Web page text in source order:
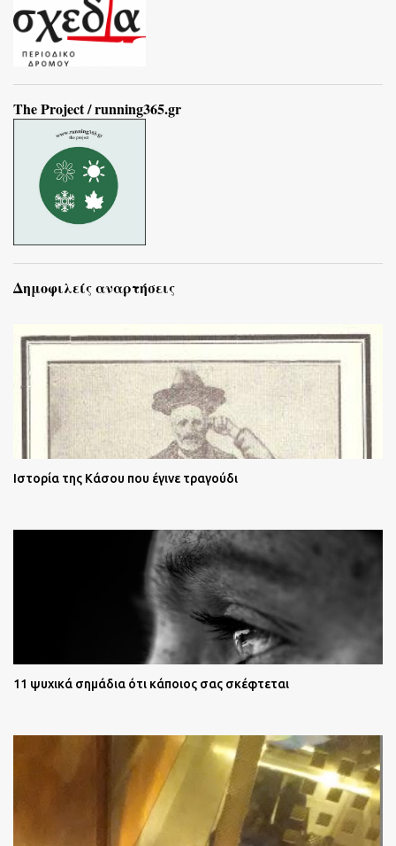
The Project / running365.gr
Δημοφιλείς αναρτήσεις
Ιστορία της Κάσου που έγινε τραγούδι
11 ψυχικά σημάδια ότι κάποιος σας σκέφτεται